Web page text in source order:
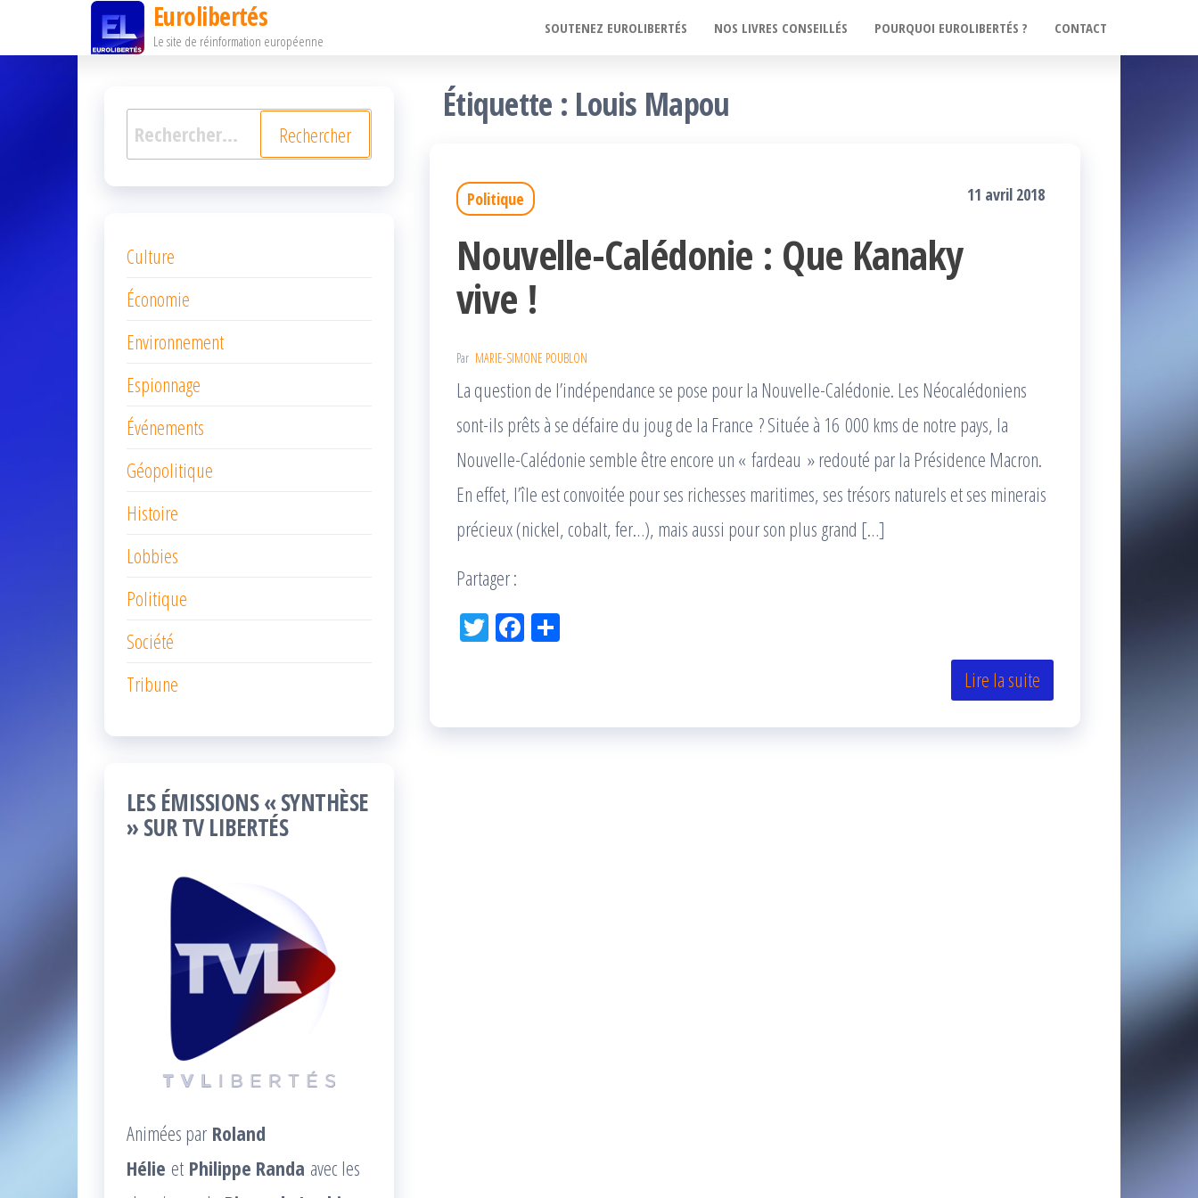
ce
Eurolibertés
Le site de réinformation européenne
SOUTENEZ EUROLIBERTÉS NOS LIVRES CONSEILLÉS POURQUOI EUROLIBERTÉS ? CONTACT
Étiquette : Louis Mapou
Politique 11 avril 2018
Nouvelle-Calédonie : Que Kanaky
vive !
Par MARIE-SIMONE POUBLON
La question de l’indépendance se pose pour la Nouvelle-Calédonie. Les Néocalédoniens
sont-ils prêts à se défaire du joug de la France ? Située à 16 000 kms de notre pays, la
Nouvelle-Calédonie semble être encore un « fardeau » redouté par la Présidence Macron.
En effet, l’île est convoitée pour ses richesses maritimes, ses trésors naturels et ses minerais
précieux (nickel, cobalt, fer…), mais aussi pour son plus grand […]
Partager :
Tw Fac
Lire la suite
Rechercher :
Culture
Économie
Environnement
Espionnage
Événements
Géopolitique
Histoire
Lobbies
Politique
Société
Tribune
LES ÉMISSIONS « SYNTHÈSE
» SUR TV LIBERTÉS
Animées par Roland
Hélie et Philippe Randa avec les